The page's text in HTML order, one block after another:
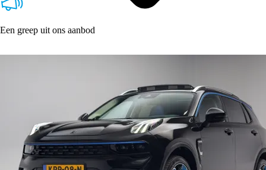
Een greep uit ons aanbod